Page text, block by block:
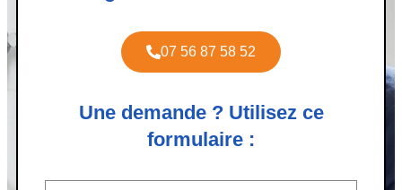
07 56 87 58 52
Une demande ? Utilisez ce
formulaire :